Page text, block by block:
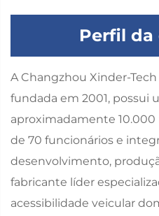
Perfil da
A Changzhou Xinder-Tech
fundada em 2001, possui
aproximadamente
de 70 funcionários e
desenvolvimento,
fabricante líder
acessibilidade veicular